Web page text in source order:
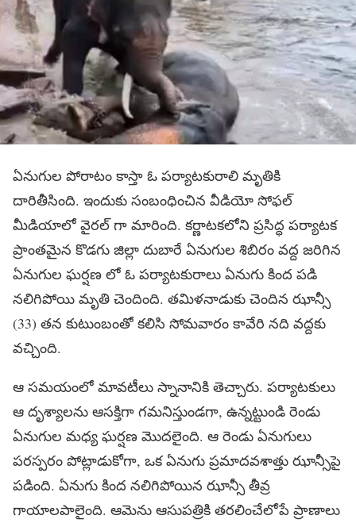
ఏనుగుల పోరాటం కాస్తా ఓ పర్యాటకురాలి మృతికి
దారితీసింది. ఇందుకు సంబంధించిన వీడియో సోఫల్
మీడియాలో వైరల్ గా మారింది. కర్ణాటకలోని ప్రసిద్ధ పర్యాటక
ప్రాంతమైన కొడగు జిల్లా దుబారే ఏనుగుల శిబిరం వద్ద జరిగిన
ఏనుగుల ఘర్షణ లో ఓ పర్యాటకురాలు ఏనుగు కింద పడి
నలిగిపోయి మృతి చెందింది. తమిళనాడుకు చెందిన ఝాన్సీ
(33) తన కుటుంబంతో కలిసి సోమవారం కావేరి నది వద్దకు
వచ్చింది.
ఆ సమయంలో మావటీలు స్నానానికి తెచ్చారు. పర్యాటకులు
ఆ దృశ్యాలను ఆసక్తిగా గమనిస్తుండగా, ఉన్నట్టుండి రెండు
ఏనుగుల మధ్య ఘర్షణ మొదలైంది. ఆ రెండు ఏనుగులు
పరస్పరం పోట్లాడుకోగా, ఒక ఏనుగు ప్రమాదవశాత్తు ఝాన్సీపై
పడింది. ఏనుగు కింద నలిగిపోయిన ఝాన్సీ తీవ్ర
గాయాలపాలైంది. ఆమెను ఆసుపత్రికి తరలించేలోపే ప్రాణాలు